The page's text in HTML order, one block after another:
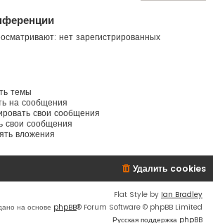
нет зарегистрированных
темы
на сообщения
свои сообщения
свои сообщения
вложения
Удалить cookies
Flat Style by Ian Bradley
на основе phpBB® Forum Software © phpBB Limited
Русская поддержка phpBB